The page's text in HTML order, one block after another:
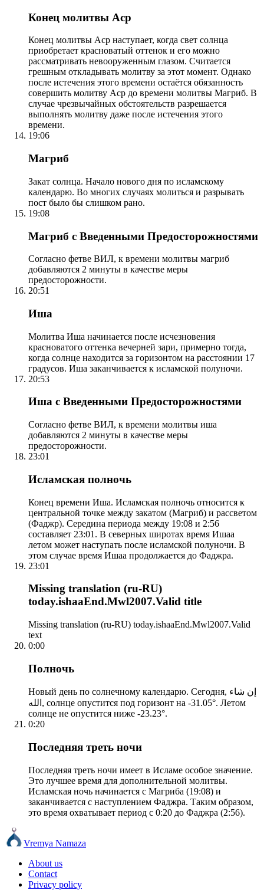
Конец молитвы Аср
Конец молитвы Аср наступает, когда свет солнца
приобретает красноватый оттенок и его можно
рассматривать невооруженным глазом. Считается
грешным откладывать молитву за этот момент. Однако
после истечения этого времени остаётся обязанность
совершить молитву Аср до времени молитвы Магриб. В
случае чрезвычайных обстоятельств разрешается
выполнять молитву даже после истечения этого
времени.
19:06
Магриб
Закат солнца. Начало нового дня по исламскому
календарю. Во многих случаях молиться и разрывать
пост было бы слишком рано.
19:08
Магриб с Введенными Предосторожностями
Согласно фетве ВИЛ, к времени молитвы магриб
добавляются 2 минуты в качестве меры
предосторожности.
20:51
Иша
Молитва Иша начинается после исчезновения
красноватого оттенка вечерней зари, примерно тогда,
когда солнце находится за горизонтом на расстоянии 17
градусов. Иша заканчивается к исламской полуночи.
20:53
Иша с Введенными Предосторожностями
Согласно фетве ВИЛ, к времени молитвы иша
добавляются 2 минуты в качестве меры
предосторожности.
23:01
Исламская полночь
Конец времени Иша. Исламская полночь относится к
центральной точке между закатом (Магриб) и рассветом
(Фаджр). Середина периода между 19:08 и 2:56
составляет 23:01. В северных широтах время Ишаа
летом может наступать после исламской полуночи. В
этом случае время Ишаа продолжается до Фаджра.
23:01
Missing translation (ru-RU)
today.ishaaEnd.Mwl2007.Valid title
Missing translation (ru-RU) today.ishaaEnd.Mwl2007.Valid
text
0:00
Полночь
Новый день по солнечному календарю. Сегодня, إن شاء
الله, солнце опустится под горизонт на -31.05°. Летом
солнце не опустится ниже -23.23°.
0:20
Последняя треть ночи
Последняя треть ночи имеет в Исламе особое значение.
Это лучшее время для дополнительной молитвы.
Исламская ночь начинается с Магриба (19:08) и
заканчивается с наступлением Фаджра. Таким образом,
это время охватывает период с 0:20 до Фаджра (2:56).
Vremya Namaza
About us
Contact
Privacy policy